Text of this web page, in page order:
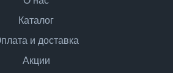
Каталог
и доставка
Акции